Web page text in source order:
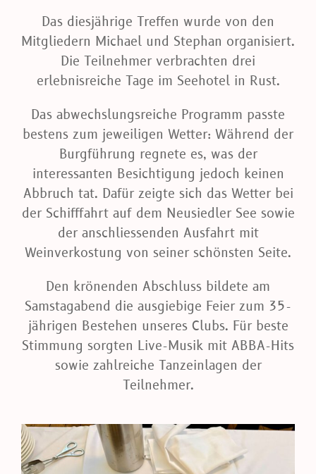
Das diesjährige Treffen wurde von den
Mitgliedern Michael und Stephan organisiert.
Die Teilnehmer verbrachten drei
erlebnisreiche Tage im Seehotel in Rust.
Das abwechslungsreiche Programm passte
bestens zum jeweiligen Wetter: Während der
Burgführung regnete es, was der
interessanten Besichtigung jedoch keinen
Abbruch tat. Dafür zeigte sich das Wetter bei
der Schifffahrt auf dem Neusiedler See sowie
der anschliessenden Ausfahrt mit
Weinverkostung von seiner schönsten Seite.
Den krönenden Abschluss bildete am
Samstagabend die ausgiebige Feier zum 35-
jährigen Bestehen unseres Clubs. Für beste
Stimmung sorgten Live-Musik mit ABBA-Hits
sowie zahlreiche Tanzeinlagen der
Teilnehmer.